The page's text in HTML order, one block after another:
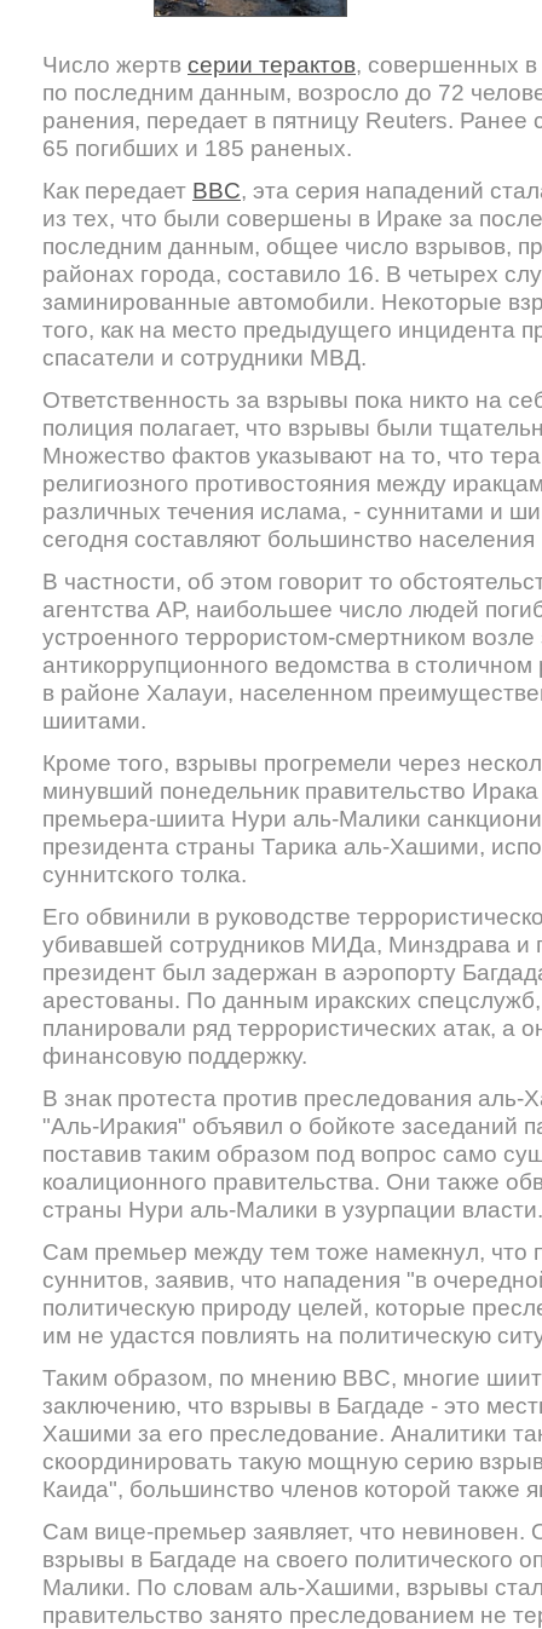
Число жертв серии терактов, совершенных в
по последним данным, возросло до 72
ранения, передает в пятницу Reuters.
65 погибших и 185 раненых.
Как передает BBC, эта серия нападений
из тех, что были совершены в Ираке за
последним данным, общее число взрывов,
районах города, составило 16. В четырех
заминированные автомобили. Некоторые
того, как на место предыдущего инцидента
спасатели и сотрудники МВД.
Ответственность за взрывы пока никто на
полиция полагает, что взрывы были
Множество фактов указывают на то, что
религиозного противостояния между
различных течения ислама, - суннитами и
сегодня составляют большинство
В частности, об этом говорит то
агентства AP, наибольшее число людей
устроенного террористом-смертником возле
антикоррупционного ведомства в
в районе Халауи, населенном
шиитами.
Кроме того, взрывы прогремели через
минувший понедельник правительство
премьера-шиита Нури аль-Малики
президента страны Тарика аль-Хашими,
суннитского толка.
Его обвинили в руководстве
убивавшей сотрудников МИДа, Минздрава и
президент был задержан в аэропорту
арестованы. По данным иракских
планировали ряд террористических атак, а
финансовую поддержку.
В знак протеста против преследования аль-
"Аль-Иракия" объявил о бойкоте заседаний
поставив таким образом под вопрос само
коалиционного правительства. Они также
страны Нури аль-Малики в узурпации власти.
Сам премьер между тем тоже намекнул, что
суннитов, заявив, что нападения "в
политическую природу целей, которые
им не удастся повлиять на политическую
Таким образом, по мнению BBC, многие
заключению, что взрывы в Багдаде - это
Хашими за его преследование. Аналитики
скоординировать такую мощную серию
Каида", большинство членов которой также
Сам вице-премьер заявляет, что невиновен.
взрывы в Багдаде на своего политического
Малики. По словам аль-Хашими, взрывы
правительство занято преследованием не